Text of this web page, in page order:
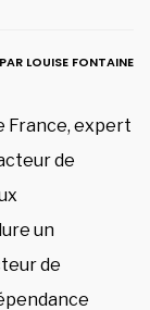
PAR LOUISE FONTAINE
France, expert
de
un
de